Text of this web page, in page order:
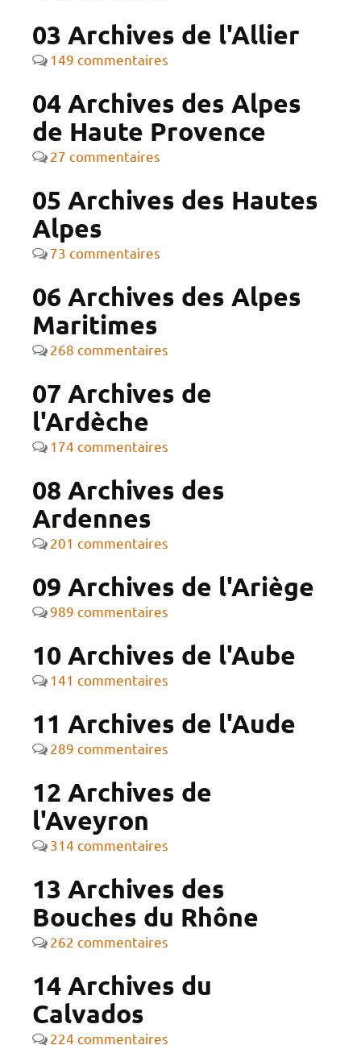
03 Archives de l'Allier
149 commentaires
04 Archives des Alpes
de Haute Provence
27 commentaires
05 Archives des Hautes
Alpes
73 commentaires
06 Archives des Alpes
Maritimes
268 commentaires
07 Archives de
l'Ardèche
174 commentaires
08 Archives des
Ardennes
201 commentaires
09 Archives de l'Ariège
989 commentaires
10 Archives de l'Aube
141 commentaires
11 Archives de l'Aude
289 commentaires
12 Archives de
l'Aveyron
314 commentaires
13 Archives des
Bouches du Rhône
262 commentaires
14 Archives du
Calvados
224 commentaires